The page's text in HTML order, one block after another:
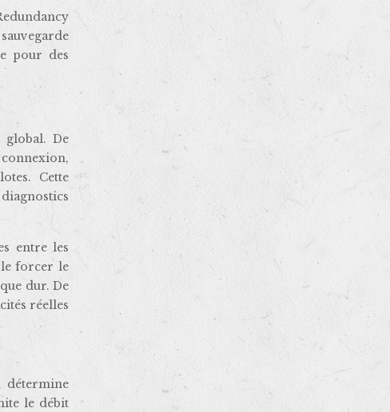
pour des
global. De
Cette
entre les
forcer le
dur. De
réelles
détermine
le débit